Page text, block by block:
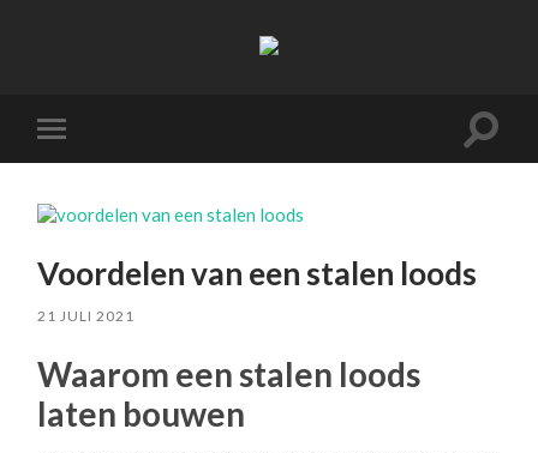
M
Toggle
mobiel
Toggle
Voordelen van een stalen loods
21 JULI 2021
Waarom een stalen loods
laten bouwen